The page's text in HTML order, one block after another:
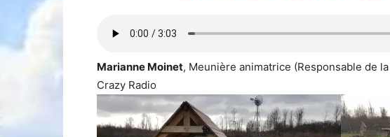
Marianne Moinet, Meunière animatrice (Responsable de
Crazy Radio